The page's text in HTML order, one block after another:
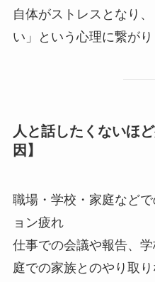
自体がストレスとなり
い」という心理に繋がり
人と話したくないほ
因】
職場・学校・家庭など
ョン疲れ
仕事での会議や報告、
庭での家族とのやり取